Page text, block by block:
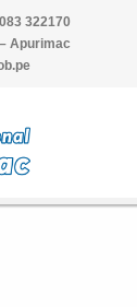
322170
Apurimac